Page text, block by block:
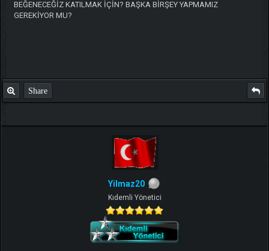
BEĞENECEĞİZ KATILMAK İÇİN? BAŞKA BİRŞEY YAPMAMIZ
GEREKİYOR MU?
Share
Yilmaz20
Kıdemli Yönetici